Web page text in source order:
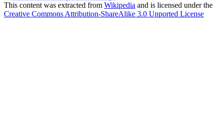
This content was extracted from Wikipedia and is licensed under the
Creative Commons Attribution-ShareAlike 3.0 Unported License